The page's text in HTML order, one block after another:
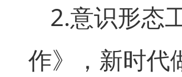
2.意识形态
作》，新时代